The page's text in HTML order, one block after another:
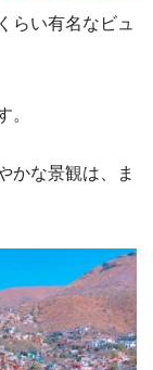
らい有名なビュ
。
かな景観は、ま